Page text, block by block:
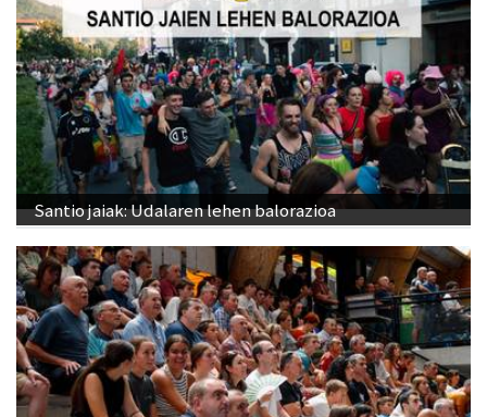
Santio jaiak: Udalaren lehen balorazioa